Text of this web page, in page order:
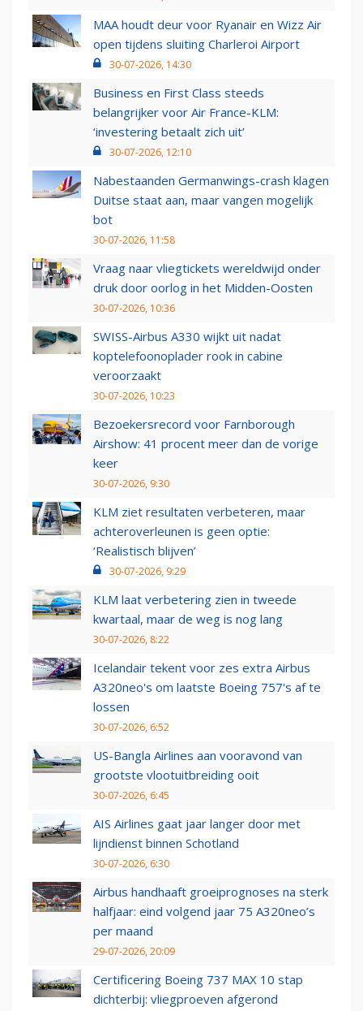
MAA houdt deur voor Ryanair en Wizz Air
open tijdens sluiting Charleroi Airport
30-07-2026, 14:30
Business en First Class steeds
belangrijker voor Air France-KLM:
‘investering betaalt zich uit’
30-07-2026, 12:10
Nabestaanden Germanwings-crash klagen
Duitse staat aan, maar vangen mogelijk
bot
30-07-2026, 11:58
Vraag naar vliegtickets wereldwijd onder
druk door oorlog in het Midden-Oosten
30-07-2026, 10:36
SWISS-Airbus A330 wijkt uit nadat
koptelefoonoplader rook in cabine
veroorzaakt
30-07-2026, 10:23
Bezoekersrecord voor Farnborough
Airshow: 41 procent meer dan de vorige
keer
30-07-2026, 9:30
KLM ziet resultaten verbeteren, maar
achteroverleunen is geen optie:
‘Realistisch blijven’
30-07-2026, 9:29
KLM laat verbetering zien in tweede
kwartaal, maar de weg is nog lang
30-07-2026, 8:22
Icelandair tekent voor zes extra Airbus
A320neo's om laatste Boeing 757's af te
lossen
30-07-2026, 6:52
US-Bangla Airlines aan vooravond van
grootste vlootuitbreiding ooit
30-07-2026, 6:45
AIS Airlines gaat jaar langer door met
lijndienst binnen Schotland
30-07-2026, 6:30
Airbus handhaaft groeiprognoses na sterk
halfjaar: eind volgend jaar 75 A320neo’s
per maand
29-07-2026, 20:09
Certificering Boeing 737 MAX 10 stap
dichterbij: vliegproeven afgerond